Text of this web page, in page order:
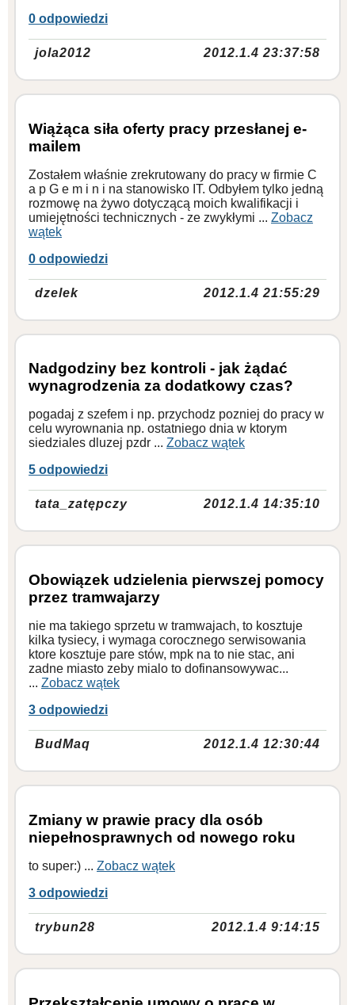
0 odpowiedzi
jola2012 2012.1.4 23:37:58
Wiążąca siła oferty pracy przesłanej e-
mailem
Zostałem właśnie zrekrutowany do pracy w firmie C
a p G e m i n i na stanowisko IT. Odbyłem tylko jedną
rozmowę na żywo dotyczącą moich kwalifikacji i
umiejętności technicznych - ze zwykłymi ... Zobacz
wątek
0 odpowiedzi
dzelek 2012.1.4 21:55:29
Nadgodziny bez kontroli - jak żądać
wynagrodzenia za dodatkowy czas?
pogadaj z szefem i np. przychodz pozniej do pracy w
celu wyrownania np. ostatniego dnia w ktorym
siedziales dluzej pzdr ... Zobacz wątek
5 odpowiedzi
tata_zatępczy 2012.1.4 14:35:10
Obowiązek udzielenia pierwszej pomocy
przez tramwajarzy
nie ma takiego sprzetu w tramwajach, to kosztuje
kilka tysiecy, i wymaga corocznego serwisowania
ktore kosztuje pare stów, mpk na to nie stac, ani
zadne miasto zeby mialo to dofinansowywac...
... Zobacz wątek
3 odpowiedzi
BudMaq 2012.1.4 12:30:44
Zmiany w prawie pracy dla osób
niepełnosprawnych od nowego roku
to super:) ... Zobacz wątek
3 odpowiedzi
trybun28 2012.1.4 9:14:15